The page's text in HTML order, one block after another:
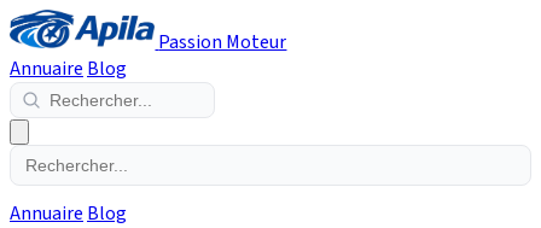
Passion Moteur
Annuaire Blog
Annuaire Blog